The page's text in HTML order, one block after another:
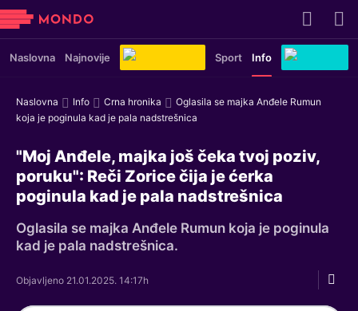
Naslovna Najnovije Sport Info
Naslovna Info Crna hronika
Oglasila se majka Anđele Rumun
koja je poginula kad je pala nadstrešnica
"Moj Anđele, majka još čeka tvoj poziv,
poruku": Reči Zorice čija je ćerka
poginula kad je pala nadstrešnica
Oglasila se majka Anđele Rumun koja je poginula
kad je pala nadstrešnica.
Objavljeno 21.01.2025. 14:17h